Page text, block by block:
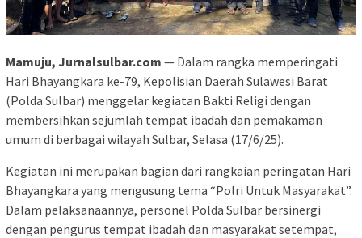
Mamuju, Jurnalsulbar.com — Dalam rangka memperingati
Hari Bhayangkara ke-79, Kepolisian Daerah Sulawesi Barat
(Polda Sulbar) menggelar kegiatan Bakti Religi dengan
membersihkan sejumlah tempat ibadah dan pemakaman
umum di berbagai wilayah Sulbar, Selasa (17/6/25).
Kegiatan ini merupakan bagian dari rangkaian peringatan Hari
Bhayangkara yang mengusung tema “Polri Untuk Masyarakat”.
Dalam pelaksanaannya, personel Polda Sulbar bersinergi
dengan pengurus tempat ibadah dan masyarakat setempat,